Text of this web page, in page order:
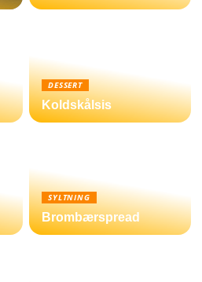
DESSERT
Koldskålsis
SYLTNING
Brombærspread